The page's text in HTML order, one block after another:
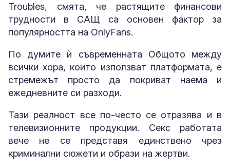
Troubles, смята, че растящите финансови
трудности в САЩ са основен фактор за
популярността на OnlyFans.
По думите ѝ съвременната Общото между
всички хора, които използват платформата, е
стремежът просто да покриват наема и
ежедневните си разходи.
Тази реалност все по-често се отразява и в
телевизионните продукции. Секс работата
вече не се представя единствено чрез
криминални сюжети и образи на жертви.